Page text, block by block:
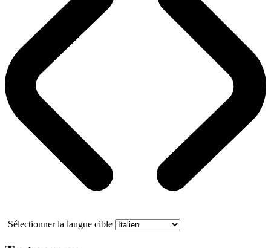
Sélectionner la langue cible